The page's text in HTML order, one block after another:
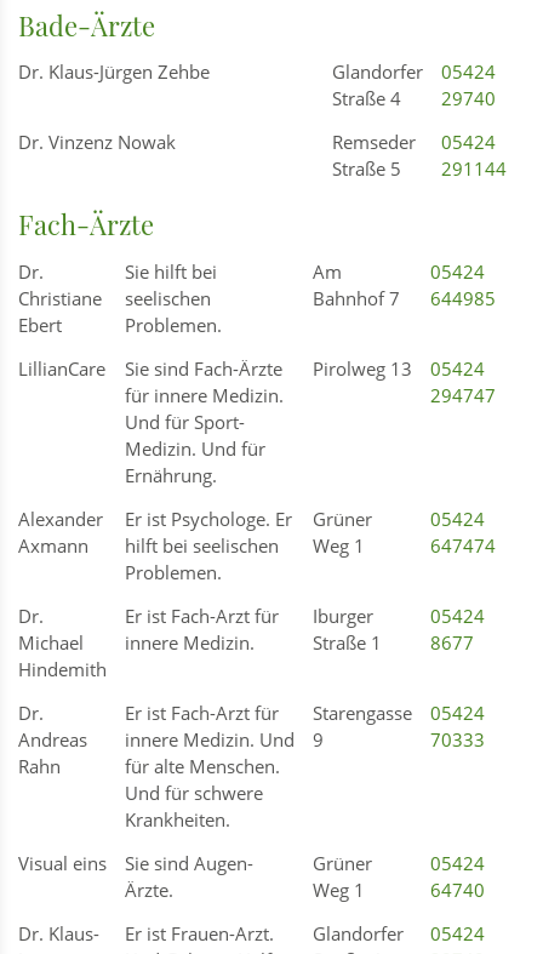
Bade-Ärzte
Dr. Klaus-Jürgen Zehbe
Glandorfer
Straße 4
05424
29740
Dr. Vinzenz Nowak
Remseder
Straße 5
05424
291144
Fach-Ärzte
Dr.
Christiane
Ebert
Sie hilft bei
seelischen
Problemen.
Am
Bahnhof 7
05424
644985
LillianCare
Sie sind Fach-Ärzte
für innere Medizin.
Und für Sport-
Medizin. Und für
Ernährung.
Pirolweg 13
05424
294747
Alexander
Axmann
Er ist Psychologe. Er
hilft bei seelischen
Problemen.
Grüner
Weg 1
05424
647474
Dr.
Michael
Hindemith
Er ist Fach-Arzt für
innere Medizin.
Iburger
Straße 1
05424
8677
Dr.
Andreas
Rahn
Er ist Fach-Arzt für
innere Medizin. Und
für alte Menschen.
Und für schwere
Krankheiten.
Starengasse
9
05424
70333
Visual eins
Sie sind Augen-
Ärzte.
Grüner
Weg 1
05424
64740
Dr. Klaus-
Er ist Frauen-Arzt.
Glandorfer
05424